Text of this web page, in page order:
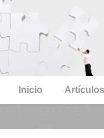
Navegación
Inicio Artículos